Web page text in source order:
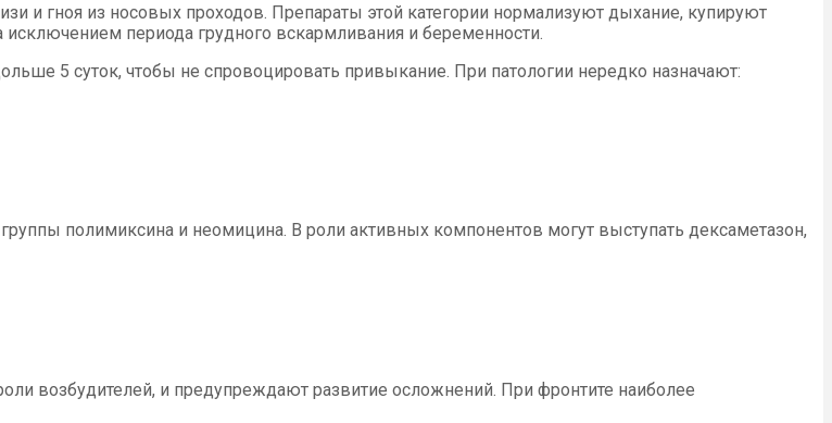
и гноя из носовых проходов. Препараты этой категории нормализуют дыхание, купируют
периода грудного вскармливания и беременности.
5 суток, чтобы не спровоцировать привыкание. При патологии нередко назначают:
полимиксина и неомицина. В роли активных компонентов могут выступать дексаметазон,
возбудителей, и предупреждают развитие осложнений. При фронтите наиболее